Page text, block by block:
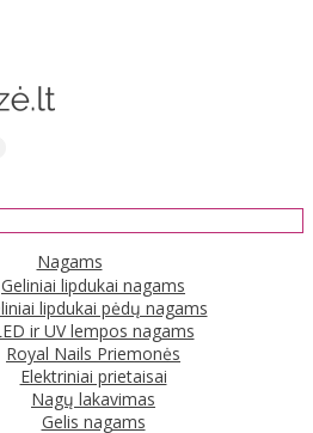
Nagams
Geliniai lipdukai nagams
lipdukai pėdų nagams
ir UV lempos nagams
Royal Nails Priemonės
Elektriniai prietaisai
Nagų lakavimas
Gelis nagams